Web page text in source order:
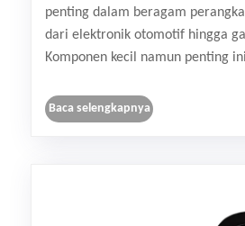
penting dalam beragam
dari elektronik otomotif hingga
Komponen kecil namun penting
perangkat, dan meningkatkan
artikel......
Baca selengkapnya